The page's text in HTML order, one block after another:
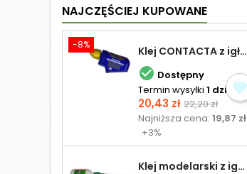
NAJCZĘŚCIEJ KUPOWANE
-8% Klej CONTACTA z igłą do plastiku 25,0 g
 Dostępny
Termin wysyłki 1 dzień
Cena
20,43 zł Cena
podstawowa
22,20 zł
Najniższa cena:19,87 zł
+3%
Klej modelarski z igłą 30 ml